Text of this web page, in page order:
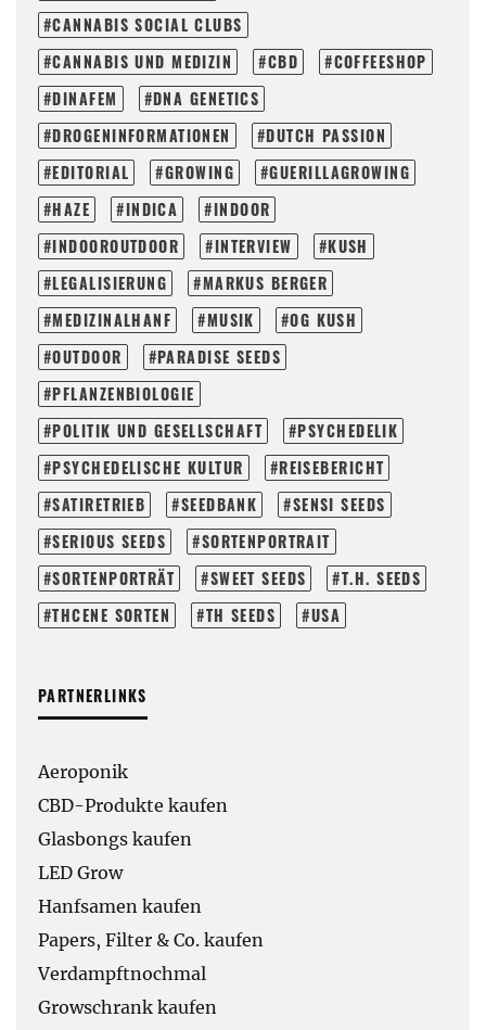
CANNABIS SOCIAL CLUBS
CANNABIS UND MEDIZIN
CBD
COFFEESHOP
DINAFEM
DNA GENETICS
DROGENINFORMATIONEN
DUTCH PASSION
EDITORIAL
GROWING
GUERILLAGROWING
HAZE
INDICA
INDOOR
INDOOROUTDOOR
INTERVIEW
KUSH
LEGALISIERUNG
MARKUS BERGER
MEDIZINALHANF
MUSIK
OG KUSH
OUTDOOR
PARADISE SEEDS
PFLANZENBIOLOGIE
POLITIK UND GESELLSCHAFT
PSYCHEDELIK
PSYCHEDELISCHE KULTUR
REISEBERICHT
SATIRETRIEB
SEEDBANK
SENSI SEEDS
SERIOUS SEEDS
SORTENPORTRAIT
SORTENPORTRÄT
SWEET SEEDS
T.H. SEEDS
THCENE SORTEN
TH SEEDS USA
PARTNERLINKS
Aeroponik
CBD-Produkte kaufen
Glasbongs kaufen
LED Grow
Hanfsamen kaufen
Papers, Filter & Co. kaufen
Verdampftnochmal
Growschrank kaufen